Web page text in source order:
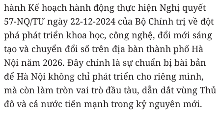
hành Kế hoạch hành động thực hiện Nghị quyết
57-NQ/TƯ ngày 22-12-2024 của Bộ Chính trị về đột
phá phát triển khoa học, công nghệ, đổi mới sáng
tạo và chuyển đổi số trên địa bàn thành phố Hà
Nội năm 2026. Đây chính là sự chuẩn bị bài bản
để Hà Nội không chỉ phát triển cho riêng mình,
mà còn làm tròn vai trò đầu tàu, dẫn dắt vùng Thủ
đô và cả nước tiến mạnh trong kỷ nguyên mới.